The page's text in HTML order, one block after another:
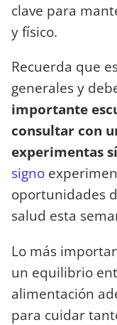
clave para
y físico.
Recuerda que
generales y
importante
consultar con
experimentas
signo
oportunidades
salud esta
Lo más
un equilibrio
alimentación
para cuidar